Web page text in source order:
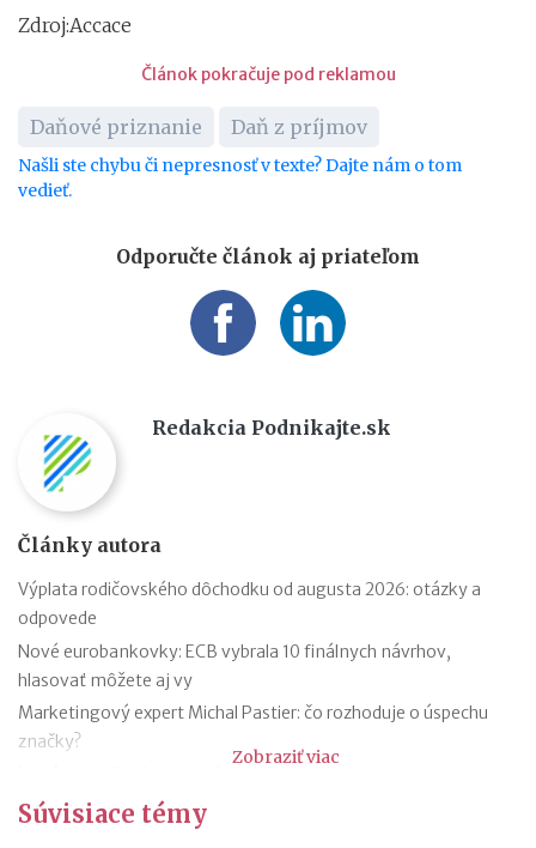
Zdroj:Accace
Článok pokračuje pod reklamou
Daňové priznanie Daň z príjmov
Našli ste chybu či nepresnosť v texte? Dajte nám o tom
vedieť.
Odporučte článok aj priateľom
Redakcia Podnikajte.sk
Články autora
Výplata rodičovského dôchodku od augusta 2026: otázky a
odpovede
Nové eurobankovky: ECB vybrala 10 finálnych návrhov,
hlasovať môžete aj vy
Marketingový expert Michal Pastier: čo rozhoduje o úspechu
značky?
hodnotení pracovných miest
Kontroly odpočtu DPH pri autách na podnikanie
Zobraziť viac
Súvisiace témy